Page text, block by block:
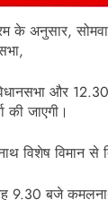
के अनुसार,
और 12.30
की जाएगी।
विशेष विमान से
9.30 बजे